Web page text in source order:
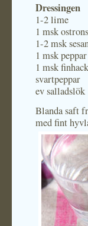
Dressingen
1-2 lime
1 msk
1-2 msk
1 msk
1 msk
svartpeppar
ev salladslök
Blanda saft
med fint